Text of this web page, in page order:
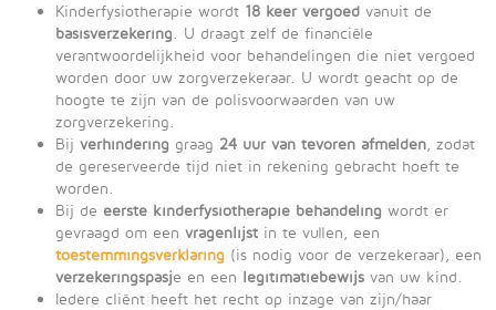
Kinderfysiotherapie wordt 18 keer vergoed vanuit de
basisverzekering . U draagt zelf de financiële
verantwoordelijkheid voor behandelingen die niet vergoed
worden door uw zorgverzekeraar. U wordt geacht op de
hoogte te zijn van de polisvoorwaarden van uw
zorgverzekering.
Bij verhindering graag 24 uur van tevoren afmelden , zodat
de gereserveerde tijd niet in rekening gebracht hoeft te
worden.
Bij de eerste kinderfysiotherapie behandeling wordt er
gevraagd om een vragenlijst in te vullen, een
toestemmingsverklaring (is nodig voor de verzekeraar), een
verzekeringspasje en een legitimatiebewijs van uw kind.
Iedere cliënt heeft het recht op inzage van zijn/haar